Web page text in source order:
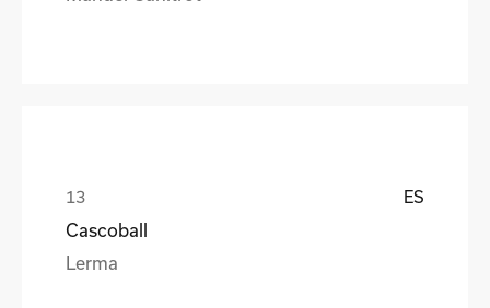
ES
Cascoball
Lerma